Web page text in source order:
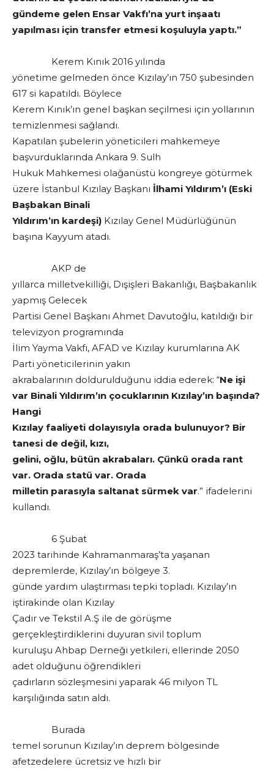
gündeme gelen Ensar Vakfı’na yurt inşaatı
yapılması için transfer etmesi koşuluyla yaptı.”
Kerem Kınık 2016 yılında
yönetime gelmeden önce Kızılay’ın 750 şubesinden
617 si kapatıldı. Böylece
Kerem Kınık’ın genel başkan seçilmesi için yollarının
temizlenmesi sağlandı.
Kapatılan şubelerin yöneticileri mahkemeye
başvurduklarında Ankara 9. Sulh
Hukuk Mahkemesi olağanüstü kongreye götürmek
üzere İstanbul Kızılay Başkanı İlhami Yıldırım’ı (Eski
Başbakan Binali
Yıldırım’ın kardeşi) Kızılay Genel Müdürlüğünün
başına Kayyum atadı.
AKP de
yıllarca milletvekilliği, Dışişleri Bakanlığı, Başbakanlık
yapmış Gelecek
Partisi Genel Başkanı Ahmet Davutoğlu, katıldığı bir
televizyon programında
İlim Yayma Vakfı, AFAD ve Kızılay kurumlarına AK
Parti yöneticilerinin yakın
akrabalarının doldurulduğunu iddia ederek: “Ne işi
var Binali Yıldırım’ın çocuklarının Kızılay’ın başında?
Hangi
Kızılay faaliyeti dolayısıyla orada bulunuyor? Bir
tanesi de değil, kızı,
gelini, oğlu, bütün akrabaları. Çünkü orada rant
var. Orada statü var. Orada
milletin parasıyla saltanat sürmek var.” ifadelerini
kullandı.
6 Şubat
2023 tarihinde Kahramanmaraş’ta yaşanan
depremlerde, Kızılay’ın bölgeye 3.
günde yardım ulaştırması tepki topladı. Kızılay’ın
iştirakinde olan Kızılay
Çadır ve Tekstil A.Ş ile de görüşme
gerçekleştirdiklerini duyuran sivil toplum
kuruluşu Ahbap Derneği yetkileri, ellerinde 2050
adet olduğunu öğrendikleri
çadırların sözleşmesini yaparak 46 milyon TL
karşılığında satın aldı.
Burada
temel sorunun Kızılay’ın deprem bölgesinde
afetzedelere ücretsiz ve hızlı bir